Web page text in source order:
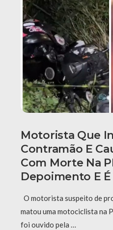
Motorista Que
Contramão E
Com Morte Na
Depoimento E
O motorista suspeito de
matou uma motociclista na
foi ouvido pela …